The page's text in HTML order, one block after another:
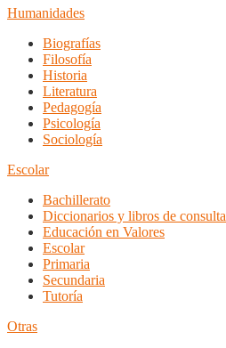
Humanidades
Biografías
Filosofía
Historia
Literatura
Pedagogía
Psicología
Sociología
Escolar
Bachillerato
Diccionarios y libros de consulta
Educación en Valores
Escolar
Primaria
Secundaria
Tutoría
Otras